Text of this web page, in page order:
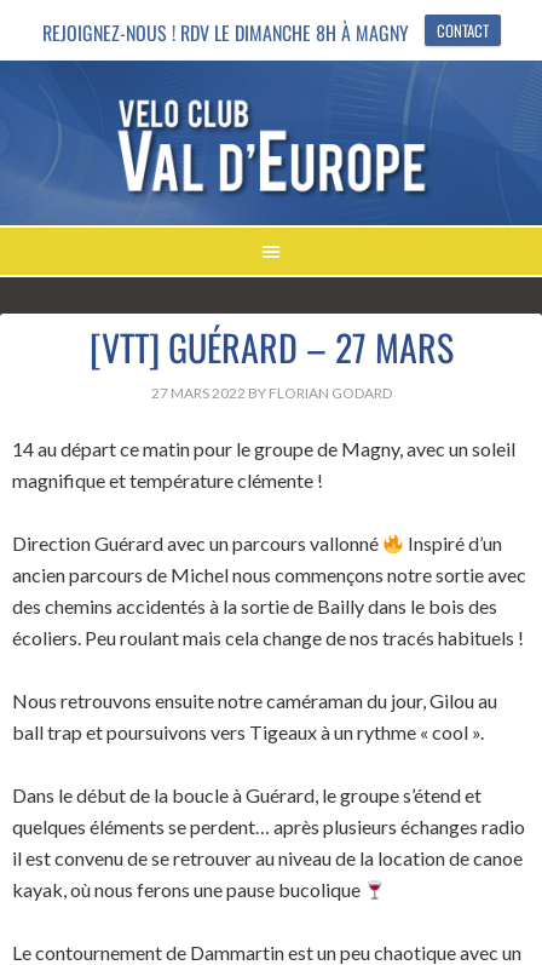
REJOIGNEZ-NOUS ! RDV LE DIMANCHE 8H À MAGNY CONTACT
[VTT] GUÉRARD – 27 MARS
27 MARS 2022 BY FLORIAN GODARD
14 au départ ce matin pour le groupe de Magny, avec un soleil
magnifique et température clémente !
Direction Guérard avec un parcours vallonné
Inspiré d’un
ancien parcours de Michel nous commençons notre sortie avec
des chemins accidentés à la sortie de Bailly dans le bois des
écoliers. Peu roulant mais cela change de nos tracés habituels !
Nous retrouvons ensuite notre caméraman du jour, Gilou au
ball trap et poursuivons vers Tigeaux à un rythme « cool ».
Dans le début de la boucle à Guérard, le groupe s’étend et
quelques éléments se perdent… après plusieurs échanges radio
il est convenu de se retrouver au niveau de la location de canoe
kayak, où nous ferons une pause bucolique
Le contournement de Dammartin est un peu chaotique avec un